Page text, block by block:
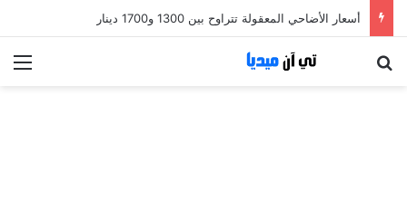
أسعار الأضاحي المعقولة تتراوح بين 1300 و1700 دينار